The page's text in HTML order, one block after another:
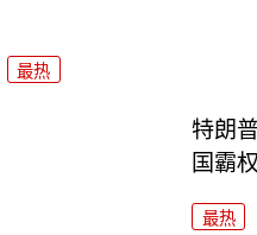
最热
特朗
国霸
最热